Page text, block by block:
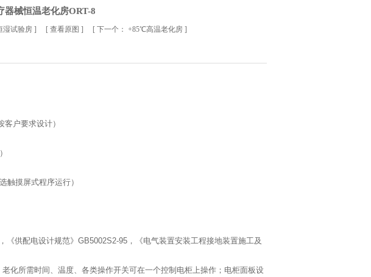
器械恒温老化房ORT-8
湿试验房 ] [ 查看原图 ] [ 下一个： +85℃高温老化房 ]
户要求设计）
摸屏式程序运行）
《供配电设计规范》GB5002S2-95，《电气装置安装工程接地装置施工及
化所需时间、温度、各类操作开关可在一个控制电柜上操作；电柜面板设